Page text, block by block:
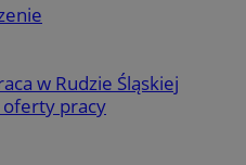
w Rudzie Śląskiej
oferty pracy